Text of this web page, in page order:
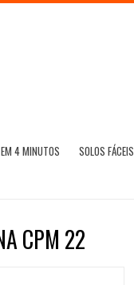
4 MINUTOS SOLOS FÁCEIS
CPM 22